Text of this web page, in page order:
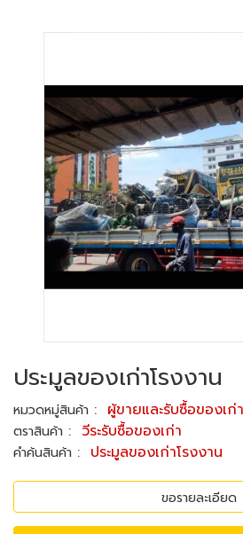
ประมูลของเก่าโรงงาน
หมวดหมู่สินค้า : ผู้ขายและรับซื้อของเก่
ตราสินค้า : วีระรับซื้อของเก่า
คำค้นสินค้า : ประมูลของเก่าโรงงาน
ขอรายละเอียด